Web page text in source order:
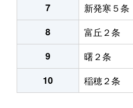
7
新発寒５条
8
富丘２条
9
曙２条
10
稲穂２条